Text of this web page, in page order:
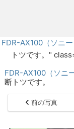
FDR-AX100（ソニー
トツです。"
FDR-AX100（ソニー
断トツです。
前の写真